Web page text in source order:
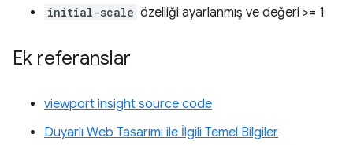
initial-scale özelliği ayarlanmış ve değeri >= 1
Ek referanslar
viewport insight source code
Duyarlı Web Tasarımı ile İlgili Temel Bilgiler